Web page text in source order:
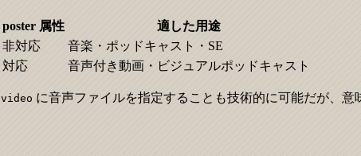
poster 属性
適した用途
非対応
音楽・ポッドキャスト・SE
対応 音声付き動画・ビジュアルポッドキャスト
video に音声ファイルを指定することも技術的に可能だが、意